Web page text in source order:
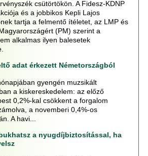
csütörtökön. A Fidesz-KDNP
és a jobbikos Kepli Lajos
tartja a felmentő ítéletet, az LMP és
(PM) szerint a
alkalmas ilyen balesetek
adat érkezett Németországból
gyengén muzsikált
a kiskereskedelem: az előző
0,2%-kal csökkent a forgalom
a novemberi 0,4%-os
A havi...
a nyugdíjbiztosítással, ha